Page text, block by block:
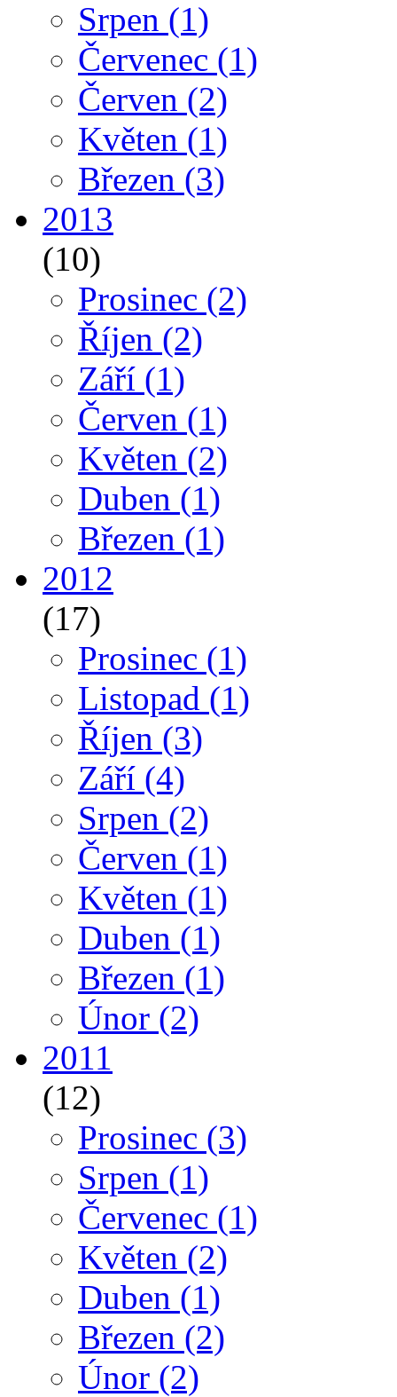
Srpen (1)
Červenec (1)
Červen (2)
Květen (1)
Březen (3)
2013
(10)
Prosinec (2)
Říjen (2)
Září (1)
Červen (1)
Květen (2)
Duben (1)
Březen (1)
2012
(17)
Prosinec (1)
Listopad (1)
Říjen (3)
Září (4)
Srpen (2)
Červen (1)
Květen (1)
Duben (1)
Březen (1)
Únor (2)
2011
(12)
Prosinec (3)
Srpen (1)
Červenec (1)
Květen (2)
Duben (1)
Březen (2)
Únor (2)